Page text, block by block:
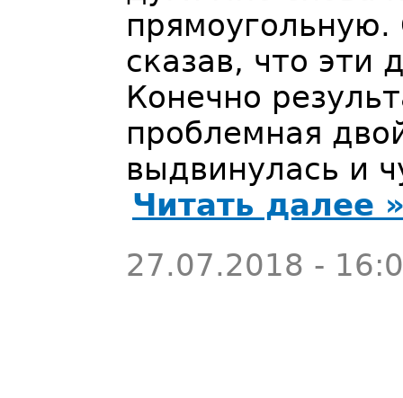
сказав, что эти
Конечно
проблемная
выдвинулась и
Читать далее
27.07.2018 -